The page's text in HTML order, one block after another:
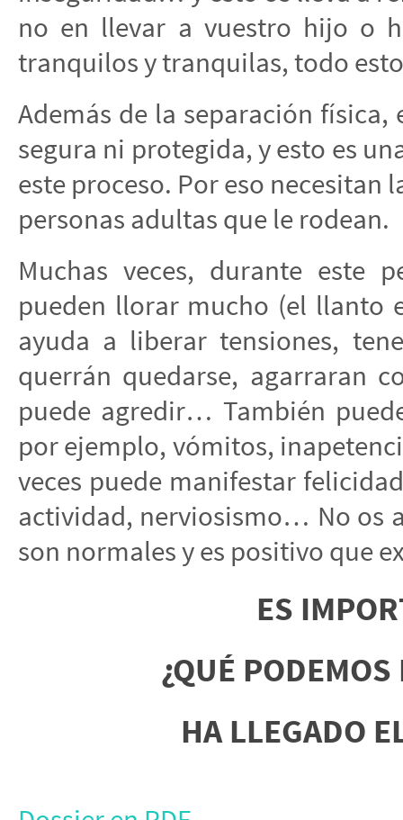
no en llevar a vuestro hijo o
tranquilos y tranquilas, todo
Además de la separación
segura ni protegida, y esto es
este proceso. Por eso necesitan
personas adultas que le rodean.
Muchas veces, durante este
pueden llorar mucho (el llanto
ayuda a liberar tensiones,
querrán quedarse, agarraran
puede agredir… También
por ejemplo, vómitos,
veces puede manifestar
actividad, nerviosismo… No os
son normales y es positivo que
ES
¿QUÉ
HA LLEGADO